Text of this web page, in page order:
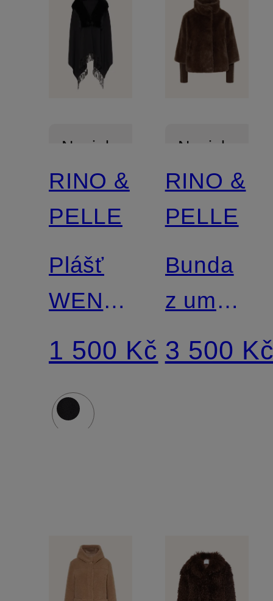
Novinka
RINO &
PELLE
Plášť
WENDY
s
umělou
kožešinou
1 500 Kč
Novinka
RINO &
PELLE
Bunda
z umělé
kožešiny
v
3 500